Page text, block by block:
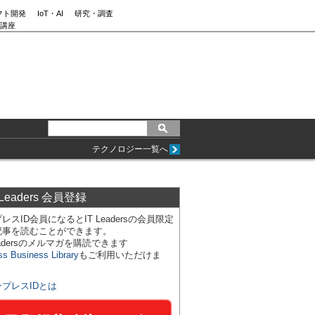
ト開発 IoT・AI
研究・調査
座
テクノロジー一覧へ
会員登録
スID会員になるとIT Leadersの会員限定
を読むことができます。
のメルマガを購読できます
Business Libraryもご利用いただけま
プレスIDとは